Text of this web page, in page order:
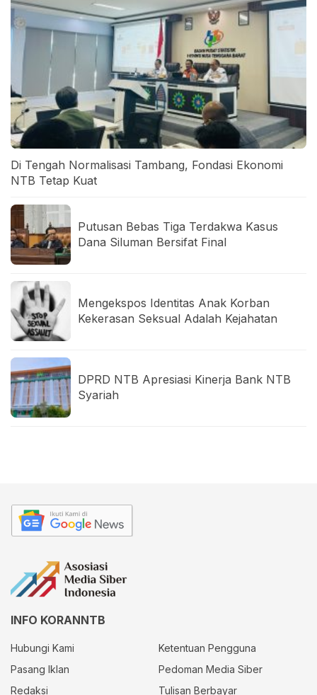
Di Tengah Normalisasi Tambang, Fondasi Ekonomi
NTB Tetap Kuat
Putusan Bebas Tiga Terdakwa Kasus
Dana Siluman Bersifat Final
Mengekspos Identitas Anak Korban
Kekerasan Seksual Adalah Kejahatan
DPRD NTB Apresiasi Kinerja Bank NTB
Syariah
INFO KORANNTB
Hubungi Kami
Ketentuan Pengguna
Pasang Iklan
Pedoman Media Siber
Redaksi
Tulisan Berbayar